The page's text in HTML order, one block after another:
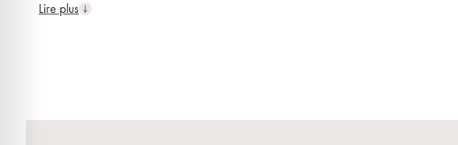
découvrir.
Inspiration pour chaque type d'espace
Lire plus